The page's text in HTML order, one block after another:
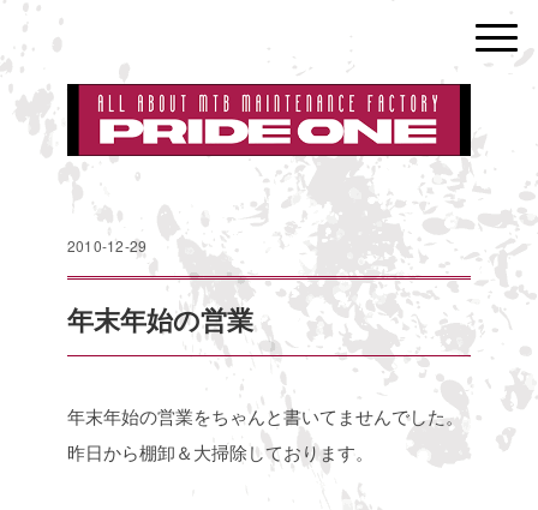
2010-12-29
年末年始の営業
年末年始の営業をちゃんと書いてませんでした。
昨日から棚卸＆大掃除しております。